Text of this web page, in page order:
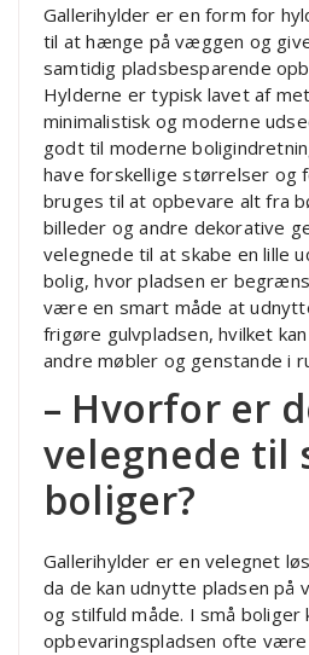
Gallerihylder er en form for
til at hænge på væggen og
samtidig pladsbesparende
Hylderne er typisk lavet af
minimalistisk og moderne
godt til moderne
have forskellige størrelser og
bruges til at opbevare alt fra
billeder og andre dekorative
velegnede til at skabe en lille
bolig, hvor pladsen er
være en smart måde at
frigøre gulvpladsen, hvilket
andre møbler og genstande i
– Hvorfor er
velegnede til
boliger?
Gallerihylder er en velegnet
da de kan udnytte pladsen på
og stilfuld måde. I små boliger
opbevaringspladsen ofte